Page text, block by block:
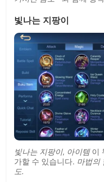
빛나는 지팡이
빛나는 지팡이, 아이템 이
가할 수 있습니다. 마법의
도.